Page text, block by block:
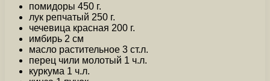
помидоры 450 г.
лук репчатый 250 г.
чечевица красная 200 г.
имбирь 2 см
масло растительное 3 ст.л.
перец чили молотый 1 ч.л.
куркума 1 ч.л.